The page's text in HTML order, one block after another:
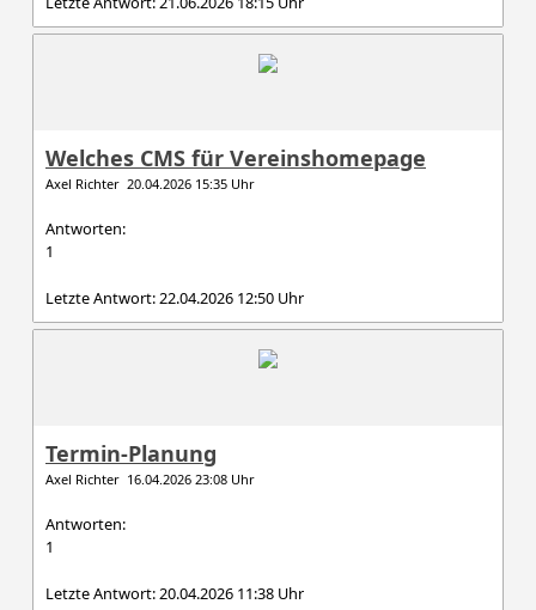
Welches CMS für Vereinshomepage
Axel Richter 20.04.2026 15:35 Uhr
Antworten:
1
Letzte Antwort: 22.04.2026 12:50 Uhr
Termin-Planung
Axel Richter 16.04.2026 23:08 Uhr
Antworten:
1
Letzte Antwort: 20.04.2026 11:38 Uhr